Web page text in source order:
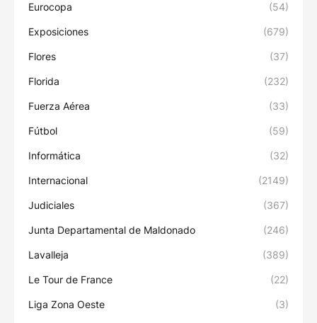
Eurocopa (54)
Exposiciones (679)
Flores (37)
Florida (232)
Fuerza Aérea (33)
Fútbol (59)
Informática (32)
Internacional (2149)
Judiciales (367)
Junta Departamental de Maldonado (246)
Lavalleja (389)
Le Tour de France (22)
Liga Zona Oeste (3)